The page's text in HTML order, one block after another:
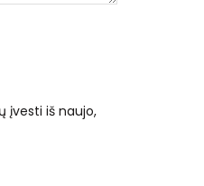
įvesti iš naujo,